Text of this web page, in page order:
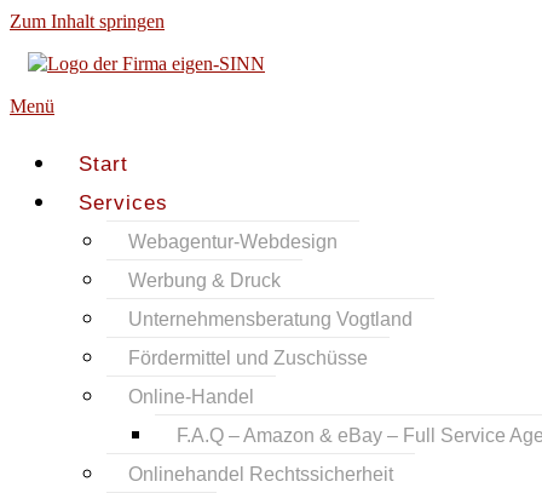
Zum Inhalt springen
Menü
Start
Services
Webagentur-Webdesign
Werbung & Druck
Unternehmensberatung Vogtland
Fördermittel und Zuschüsse
Online-Handel
F.A.Q – Amazon & eBay – Full Service
Onlinehandel Rechtssicherheit